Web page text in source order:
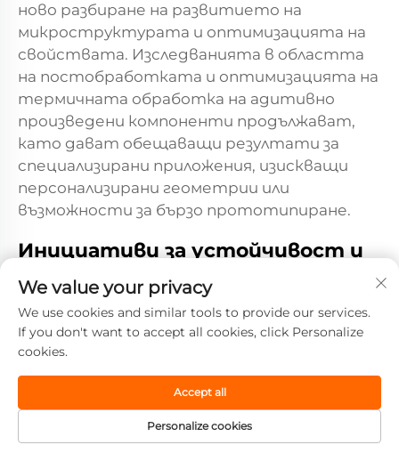
ново разбиране на развитието на
микроструктурата и оптимизацията на
свойствата. Изследванията в областта
на постобработката и оптимизацията на
термичната обработка на адитивно
произведени компоненти продължават,
като дават обещаващи резултати за
специализирани приложения, изискващи
персонализирани геометрии или
възможности за бързо прототипиране.
Инициативи за устойчивост и
рециклиране
Екологичната осведоменост води
развитието на устойчиви технологии за
производство и рециклиране на
техники за стопяване намаляват
консумацията на енергия и емисиите,
като същевременно спазват строги
We value your privacy
We use cookies and similar tools to provide our services.
If you don't want to accept all cookies, click Personalize
cookies.
Personalize cookies
Accept all